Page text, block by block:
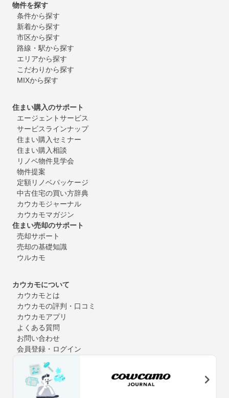
物件を探す
条件から探す
新着から探す
市区から探す
路線・駅から探す
エリアから探す
こだわりから探す
MIXから探す
住まい購入のサポート
エージェントサービス
サービスラインナップ
住まい購入セミナー
住まい購入相談
リノベ物件見学会
物件提案
定額リノベパッケージ
中古住宅の買い方辞典
カウカモジャーナル
カウカモマガジン
住まい売却のサポート
売却サポート
売却の基礎知識
ウルカモ
カウカモについて
カウカモとは
カウカモの評判・口コミ
カウカモアプリ
よくある質問
お問い合わせ
会員登録・ログイン